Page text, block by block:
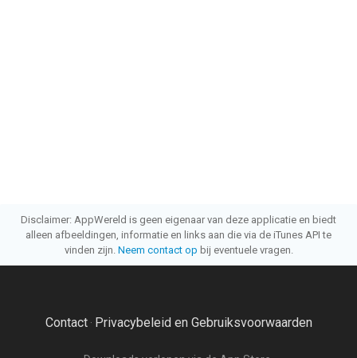
Disclaimer: AppWereld is geen eigenaar van deze applicatie en biedt
alleen afbeeldingen, informatie en links aan die via de iTunes API te
vinden zijn. Neem contact op bij eventuele vragen.
Contact· Privacybeleid en Gebruiksvoorwaarden